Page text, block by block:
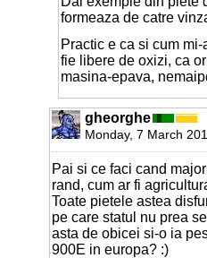
formeaza de catre
Practic e ca si cum
fie libere de oxizi, ca
masina-epava,
gheorghe
Monday, 7 March
Pai si ce faci cand
rand, cum ar fi
Toate pietele astea
pe care statul nu prea
asta de obicei si-o ia
900E in europa? :)